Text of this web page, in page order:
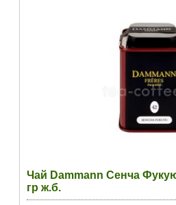
Чай Dammann Сенча
гр ж.б.